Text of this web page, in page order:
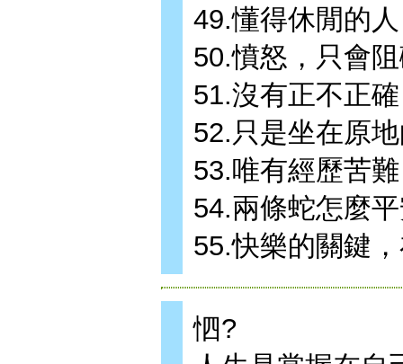
49.懂得休閒的
50.憤怒，只會
51.沒有正不正
52.只是坐在原
53.唯有經歷苦
54.兩條蛇怎麼
55.快樂的關鍵
怬?